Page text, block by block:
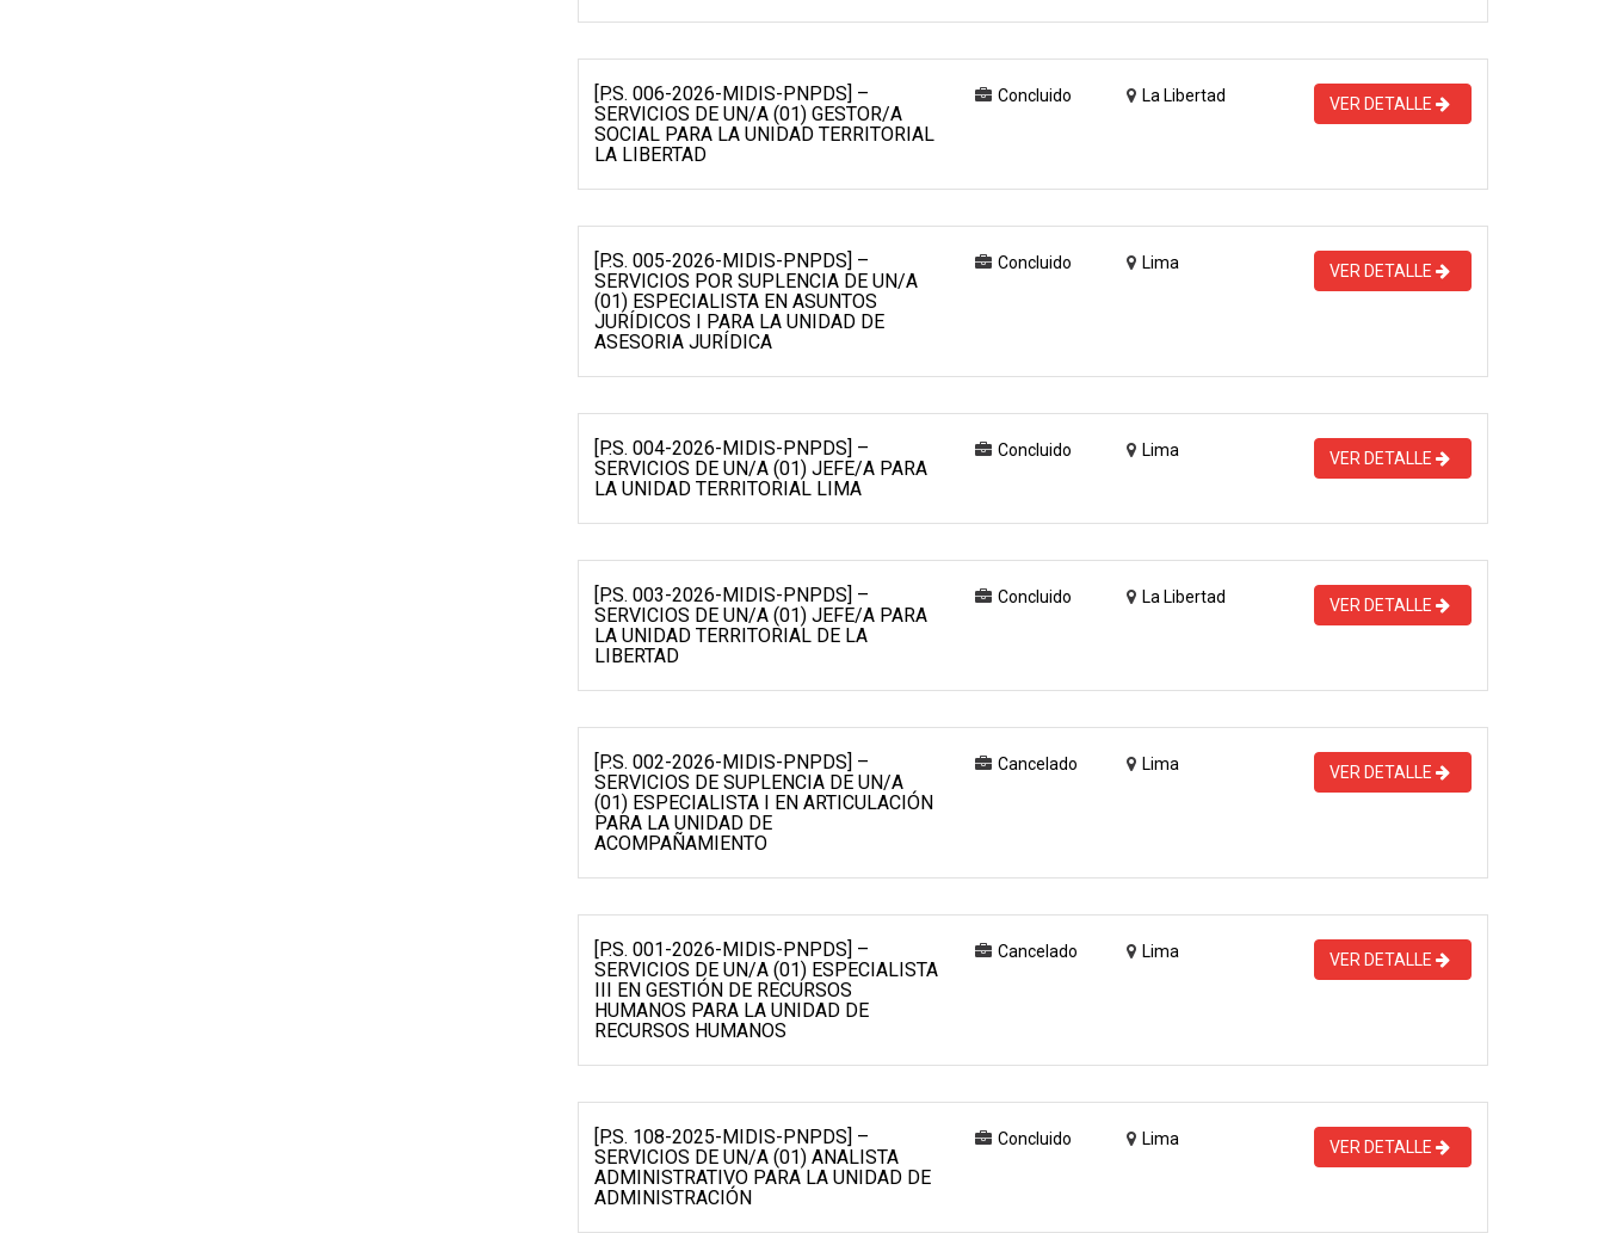
[P.S. 006-2026-MIDIS-PNPDS] –
SERVICIOS DE UN/A (01) GESTOR/A
SOCIAL PARA LA UNIDAD TERRITORIAL
LA LIBERTAD
Concluido La Libertad VER DETALLE
[P.S. 005-2026-MIDIS-PNPDS] –
SERVICIOS POR SUPLENCIA DE UN/A
(01) ESPECIALISTA EN ASUNTOS
JURÍDICOS I PARA LA UNIDAD DE
ASESORIA JURÍDICA
Concluido Lima VER DETALLE
[P.S. 004-2026-MIDIS-PNPDS] –
SERVICIOS DE UN/A (01) JEFE/A PARA
LA UNIDAD TERRITORIAL LIMA
Concluido Lima VER DETALLE
[P.S. 003-2026-MIDIS-PNPDS] –
SERVICIOS DE UN/A (01) JEFE/A PARA
LA UNIDAD TERRITORIAL DE LA
LIBERTAD
Concluido La Libertad VER DETALLE
[P.S. 002-2026-MIDIS-PNPDS] –
SERVICIOS DE SUPLENCIA DE UN/A
(01) ESPECIALISTA I EN ARTICULACIÓN
PARA LA UNIDAD DE
ACOMPAÑAMIENTO
Cancelado Lima VER DETALLE
[P.S. 001-2026-MIDIS-PNPDS] –
SERVICIOS DE UN/A (01) ESPECIALISTA
III EN GESTIÓN DE RECURSOS
HUMANOS PARA LA UNIDAD DE
RECURSOS HUMANOS
Cancelado Lima VER DETALLE
[P.S. 108-2025-MIDIS-PNPDS] –
SERVICIOS DE UN/A (01) ANALISTA
ADMINISTRATIVO PARA LA UNIDAD DE
ADMINISTRACIÓN
Concluido Lima VER DETALLE